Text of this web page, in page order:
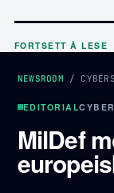
FORTSETT Å LESE
NEWSROOM /
EDITORIAL
MilDef